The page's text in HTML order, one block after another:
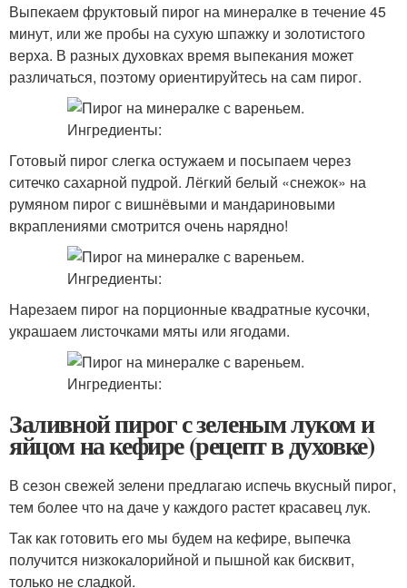
Выпекаем фруктовый пирог на минералке в течение 45
минут, или же пробы на сухую шпажку и золотистого
верха. В разных духовках время выпекания может
различаться, поэтому ориентируйтесь на сам пирог.
Готовый пирог слегка остужаем и посыпаем через
ситечко сахарной пудрой. Лёгкий белый «снежок» на
румяном пирог с вишнёвыми и мандариновыми
вкраплениями смотрится очень нарядно!
Нарезаем пирог на порционные квадратные кусочки,
украшаем листочками мяты или ягодами.
Заливной пирог с зеленым луком и
яйцом на кефире (рецепт в духовке)
В сезон свежей зелени предлагаю испечь вкусный пирог,
тем более что на даче у каждого растет красавец лук.
Так как готовить его мы будем на кефире, выпечка
получится низкокалорийной и пышной как бисквит,
только не сладкой.